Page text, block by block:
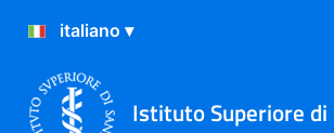
Istituto Superiore di